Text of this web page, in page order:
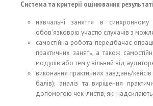
Система та критерії оцінювання
навчальні заняття в
обов’язковою участю слухачів з
самостійна робота передбачає
практичних занять, а також
модулів або тем у вільний від
виконання практичних завдань/кейсів
балів); аналіз та вирішення
допомогою чек-листів, які